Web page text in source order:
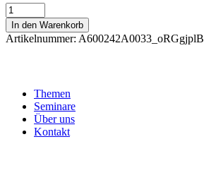
BR
kompakt
1
-
ohne
Übernachtung
Menge
In den Warenkorb
Artikelnummer: A600242A0033_oRGgjplB
Themen
Seminare
Über uns
Kontakt